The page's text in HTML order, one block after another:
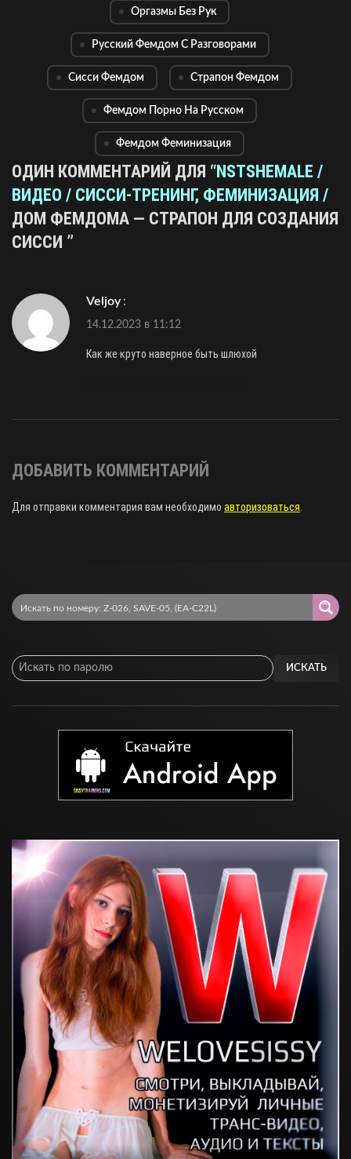
Оргазмы Без Рук
Русский Фемдом С Разговорами
Сисси Фемдом Страпон Фемдом
Фемдом Порно На Русском
Фемдом Феминизация
ОДИН КОММЕНТАРИЙ ДЛЯ “NSTSHEMALE /
ВИДЕО / CИССИ-ТРЕНИНГ, ФЕМИНИЗАЦИЯ /
ДОМ ФЕМДОМА — СТРАПОН ДЛЯ СОЗДАНИЯ
СИССИ ”
veljoy :
14.12.2023 в 11:12
Как же круто наверное быть шлюхой
ДОБАВИТЬ КОММЕНТАРИЙ
Для отправки комментария вам необходимо авторизоваться
ИСКАТЬ